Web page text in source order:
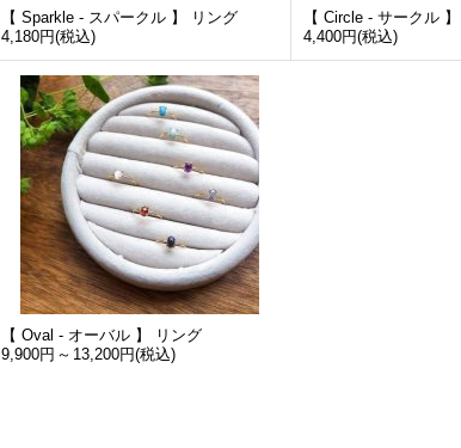
【 Sparkle - スパークル 】 リング
4,180円(税込)
【 Circle - サークル
4,400円(税込)
【 Oval - オーバル 】 リング
9,900円 ～ 13,200円(税込)